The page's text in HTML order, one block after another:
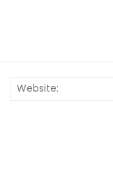
Email:*